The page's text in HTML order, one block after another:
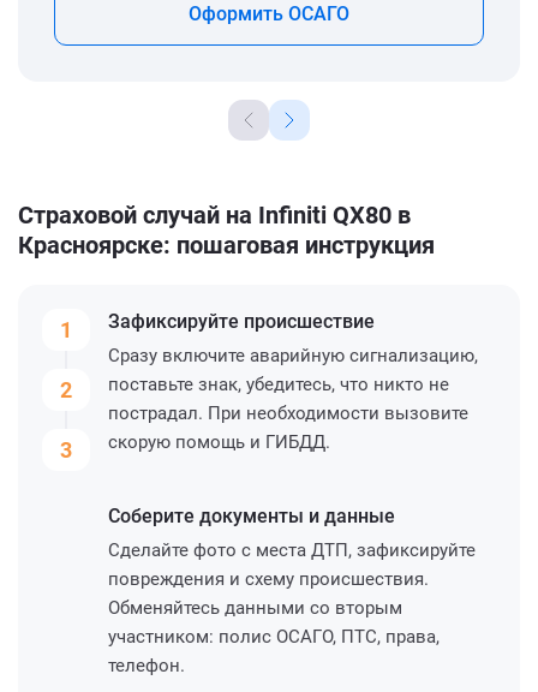
Оформить ОСАГО
Страховой случай на Infiniti QX80 в
Красноярске: пошаговая инструкция
1
2
3
Зафиксируйте происшествие
Сразу включите аварийную сигнализацию,
поставьте знак, убедитесь, что никто не
пострадал. При необходимости вызовите
скорую помощь и ГИБДД.
Соберите документы и данные
Сделайте фото с места ДТП, зафиксируйте
повреждения и схему происшествия.
Обменяйтесь данными со вторым
участником: полис ОСАГО, ПТС, права,
телефон.